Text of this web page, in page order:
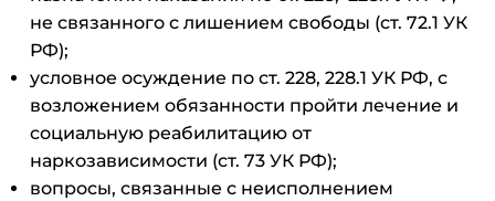
не связанного с лишением свободы (ст. 72.1 УК
РФ);
условное осуждение по ст. 228, 228.1 УК РФ, с
возложением обязанности пройти лечение и
социальную реабилитацию от
наркозависимости (ст. 73 УК РФ);
вопросы, связанные с неисполнением